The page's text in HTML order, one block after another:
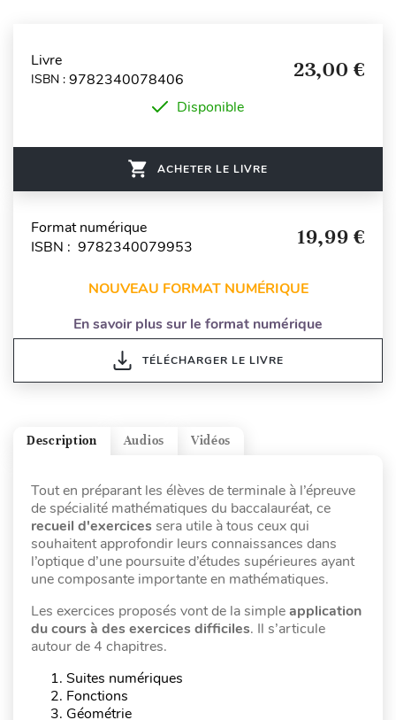
Livre
ISBN : 9782340078406 23,00 €
Disponible
ACHETER LE LIVRE
Format numérique
ISBN : 9782340079953
19,99 €
NOUVEAU FORMAT NUMÉRIQUE
En savoir plus sur le format numérique
TÉLÉCHARGER LE LIVRE
Vidéos
Audios
Description
Tout en préparant les élèves de terminale à l’épreuve
de spécialité mathématiques du baccalauréat, ce
recueil d'exercices sera utile à tous ceux qui
souhaitent approfondir leurs connaissances dans
l’optique d’une poursuite d’études supérieures ayant
une composante importante en mathématiques.
Les exercices proposés vont de la simpleapplication
du cours à des exercices difficiles. Il s’articule
autour de 4 chapitres.
Suites numériques
Fonctions
Géométrie